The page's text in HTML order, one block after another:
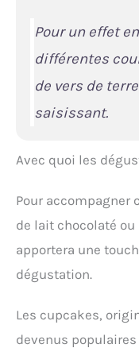
Pour un effet
différentes
de vers de
saisissant.
Avec quoi les
Pour accompagner
de lait chocolaté
apportera une
dégustation.
Les cupcakes,
devenus